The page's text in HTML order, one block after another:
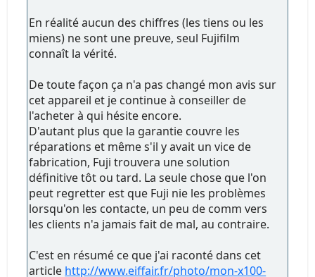
En réalité aucun des chiffres (les tiens ou les
miens) ne sont une preuve, seul Fujifilm
connaît la vérité.
De toute façon ça n'a pas changé mon avis sur
cet appareil et je continue à conseiller de
l'acheter à qui hésite encore.
D'autant plus que la garantie couvre les
réparations et même s'il y avait un vice de
fabrication, Fuji trouvera une solution
définitive tôt ou tard. La seule chose que l'on
peut regretter est que Fuji nie les problèmes
lorsqu'on les contacte, un peu de comm vers
les clients n'a jamais fait de mal, au contraire.
C'est en résumé ce que j'ai raconté dans cet
article http://www.eiffair.fr/photo/mon-x100-